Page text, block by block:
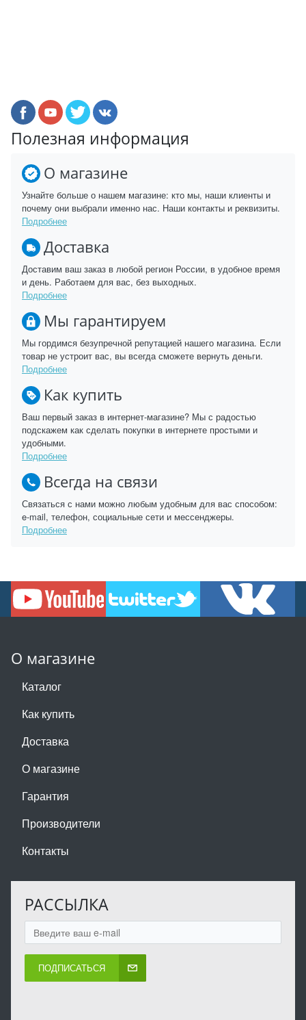
Полезная информация
О магазине
Узнайте больше о нашем магазине: кто мы, наши клиенты и
почему они выбрали именно нас. Наши контакты и реквизиты.
Подробнее
Доставка
Доставим ваш заказ в любой регион России, в удобное время
и день. Работаем для вас, без выходных.
Подробнее
Мы гарантируем
Мы гордимся безупречной репутацией нашего магазина. Если
товар не устроит вас, вы всегда сможете вернуть деньги.
Подробнее
Как купить
Ваш первый заказ в интернет-магазине? Мы с радостью
подскажем как сделать покупки в интернете простыми и
удобными.
Подробнее
Всегда на связи
Связаться с нами можно любым удобным для вас способом:
e-mail, телефон, социальные сети и мессенджеры.
Подробнее
О магазине
Каталог
Как купить
Доставка
О магазине
Гарантия
Производители
Контакты
РАССЫЛКА
ПОДПИСАТЬСЯ